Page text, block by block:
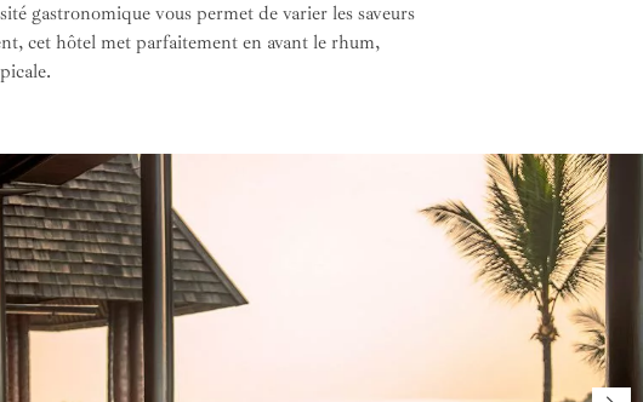
gastronomique vous permet de varier les saveurs
cet hôtel met parfaitement en avant le rhum,